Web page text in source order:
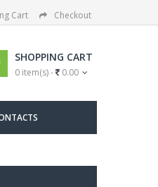
Cart Checkout
SHOPPING CART
0 item(s) - 0.00